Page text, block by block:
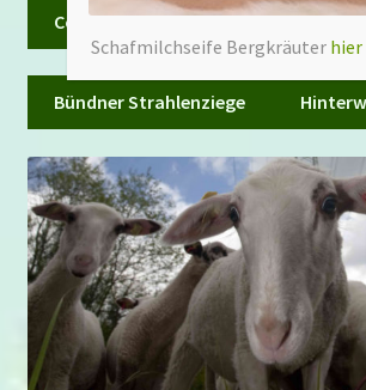
Coburger Fuchsschaf
Bündner Strahlenziege
Schafmilchseife Bergkräuter hier